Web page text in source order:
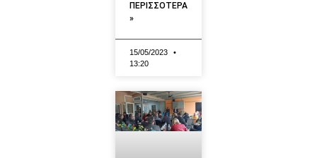
ΠΕΡΙΣΣΟΤΕΡΑ
»
15/05/2023
13:20